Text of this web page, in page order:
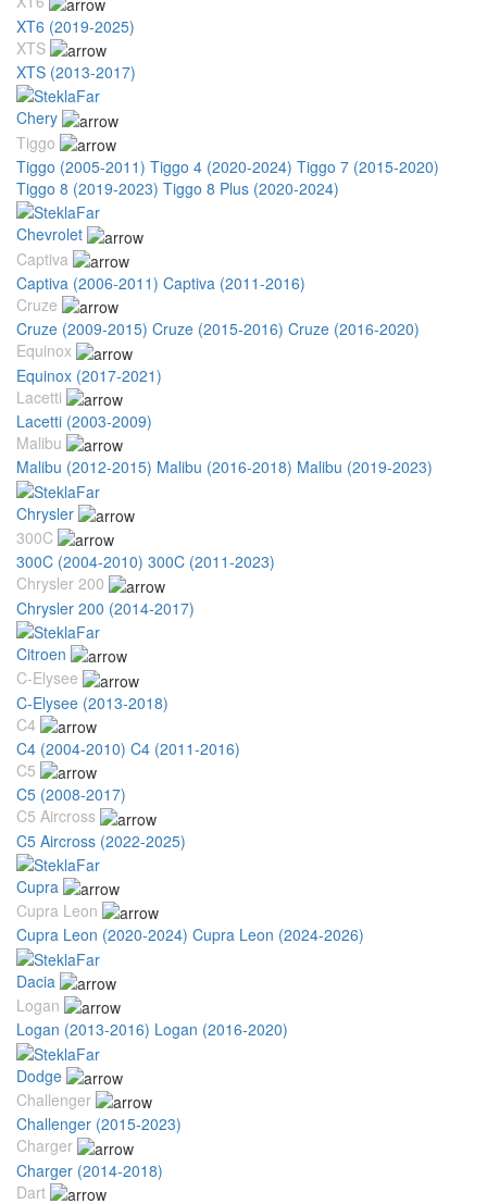
XT6 (2019-2025)
XTS
XTS (2013-2017)
Chery
Tiggo
Tiggo (2005-2011) Tiggo 4 (2020-2024) Tiggo 7 (2015-2020)
Tiggo 8 (2019-2023) Tiggo 8 Plus (2020-2024)
Chevrolet
Captiva
Captiva (2006-2011) Captiva (2011-2016)
Cruze
Cruze (2009-2015) Cruze (2015-2016) Cruze (2016-2020)
Equinox
Equinox (2017-2021)
Lacetti
Lacetti (2003-2009)
Malibu
Malibu (2012-2015) Malibu (2016-2018) Malibu (2019-2023)
Chrysler
300C
300C (2004-2010) 300C (2011-2023)
Chrysler 200
Chrysler 200 (2014-2017)
Citroen
C-Elysee
C-Elysee (2013-2018)
C4
C4 (2004-2010) C4 (2011-2016)
C5
C5 (2008-2017)
C5 Aircross
C5 Aircross (2022-2025)
Cupra
Cupra Leon
Cupra Leon (2020-2024) Cupra Leon (2024-2026)
Dacia
Logan
Logan (2013-2016) Logan (2016-2020)
Dodge
Challenger
Challenger (2015-2023)
Charger
Charger (2014-2018)
Dart